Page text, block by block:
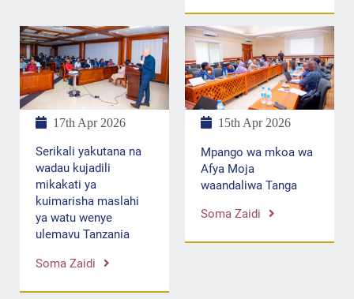
17th Apr 2026
Serikali yakutana na
wadau kujadili
mikakati ya
kuimarisha maslahi
ya watu wenye
ulemavu Tanzania
Soma Zaidi
15th Apr 2026
Mpango wa mkoa wa
Afya Moja
waandaliwa Tanga
Soma Zaidi